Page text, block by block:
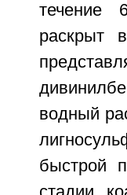
течение
раскрыт
водный
быстрой